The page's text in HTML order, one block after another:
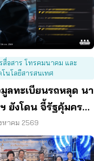
สื่อสาร โทรคมนาคม และ
โนโลยีสารสนเทศ
ลทะเบียนรถหลุด นา
ยังโดน จี้รัฐคุ้มครอง
ลส่วนบุคคล
หาคม 2569